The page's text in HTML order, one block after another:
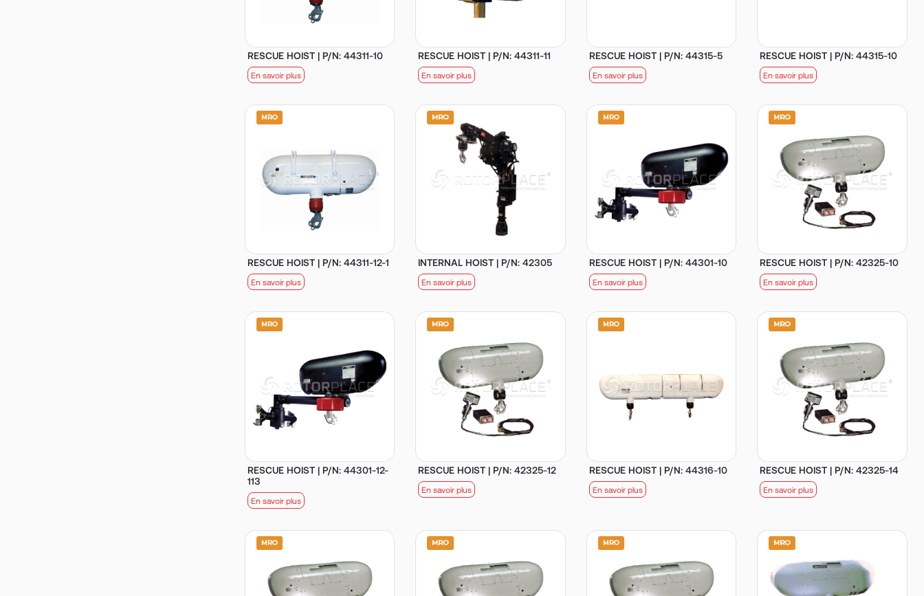
RESCUE HOIST | P/N: 44311-10
En savoir plus
RESCUE HOIST | P/N: 44311-11
En savoir plus
RESCUE HOIST | P/N: 44315-5
En savoir plus
RESCUE HOIST | P/N: 44315-10
En savoir plus
RESCUE HOIST | P/N: 44311-12-1
En savoir plus
INTERNAL HOIST | P/N: 42305
En savoir plus
RESCUE HOIST | P/N: 44301-10
En savoir plus
RESCUE HOIST | P/N: 42325-10
En savoir plus
RESCUE HOIST | P/N: 44301-12-
113
En savoir plus
RESCUE HOIST | P/N: 42325-12
En savoir plus
RESCUE HOIST | P/N: 44316-10
En savoir plus
RESCUE HOIST | P/N: 42325-14
En savoir plus